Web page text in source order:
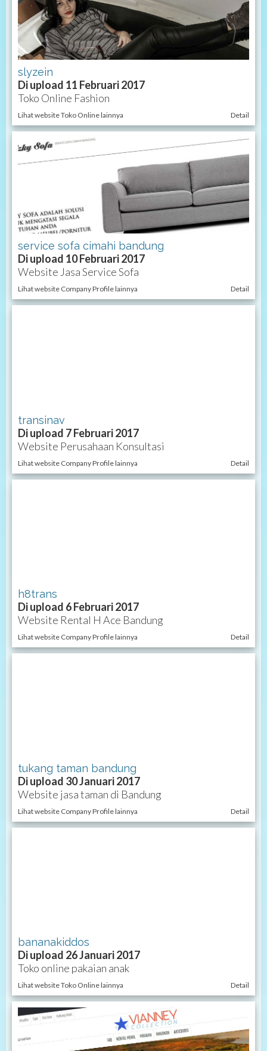
slyzein
Di upload 11 Februari 2017
Toko Online Fashion
Lihat website Toko Online lainnya Detail
service sofa cimahi bandung
Di upload 10 Februari 2017
Website Jasa Service Sofa
Lihat website Company Profile lainnya Detail
transinav
Di upload 7 Februari 2017
Website Perusahaan Konsultasi
Lihat website Company Profile lainnya Detail
h8trans
Di upload 6 Februari 2017
Website Rental H Ace Bandung
Lihat website Company Profile lainnya Detail
tukang taman bandung
Di upload 30 Januari 2017
Website jasa taman di Bandung
Lihat website Company Profile lainnya Detail
bananakiddos
Di upload 26 Januari 2017
Toko online pakaian anak
Lihat website Toko Online lainnya Detail